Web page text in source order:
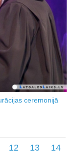
ceremonijā
12 13
14